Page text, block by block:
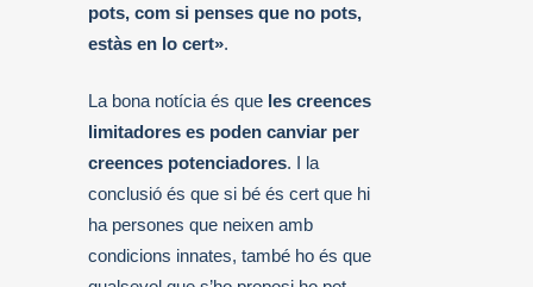
pots, com si penses que no pots,
estàs en lo cert».
La bona notícia és que les creences
limitadores es poden canviar per
creences potenciadores. I la
conclusió és que si bé és cert que hi
ha persones que neixen amb
condicions innates, també ho és que